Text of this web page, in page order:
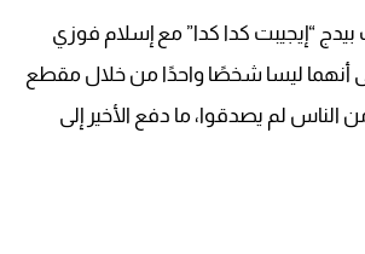
“إيجيبت كدا كدا” مع إسلام فوزي
أنهما ليسا شخصًا واحدًا من خلال مقطع
من الناس لم يصدقوا، ما دفع الأخير إلى